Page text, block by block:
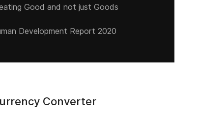
Good and not just Goods
Development Report 2020
Converter